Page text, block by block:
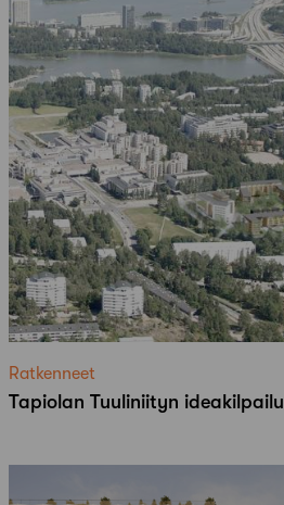
Ratkenneet
Tapiolan Tuuliniityn ideakilpailu